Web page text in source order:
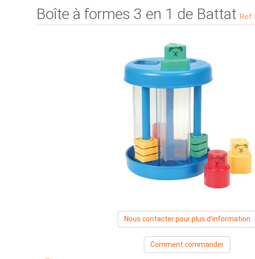
Boîte à formes 3 en 1 de Battat Ref :
Nous contacter pour plus d'information
Comment commander